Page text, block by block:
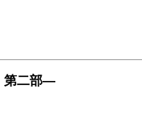
第二部―